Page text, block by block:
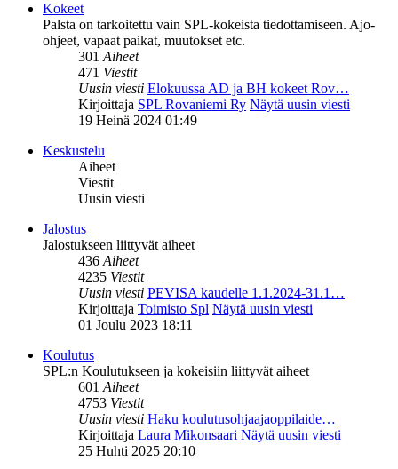
Kokeet
Palsta on tarkoitettu vain SPL-kokeista tiedottamiseen. Ajo-
ohjeet, vapaat paikat, muutokset etc.
301Aiheet
471 Viestit
Uusin viesti Elokuussa AD ja BH kokeet Rov…
Kirjoittaja SPL Rovaniemi Ry Näytä uusin viesti
19 Heinä 2024 01:49
Keskustelu
Aiheet
Viestit
Uusin viesti
Jalostus
Jalostukseen liittyvät aiheet
436Aiheet
4235 Viestit
Uusin viesti PEVISA kaudelle 1.1.2024-31.1…
Kirjoittaja Toimisto Spl Näytä uusin viesti
01 Joulu 2023 18:11
Koulutus
SPL:n Koulutukseen ja kokeisiin liittyvät aiheet
601Aiheet
4753 Viestit
Uusin viesti Haku koulutusohjaajaoppilaide…
Kirjoittaja Laura Mikonsaari Näytä uusin viesti
25 Huhti 2025 20:10